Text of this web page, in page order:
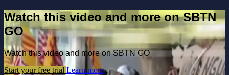
Watch this video and more on SBTN
GO
Watch this video and more on SBTN GO
Start your free trial Learn more